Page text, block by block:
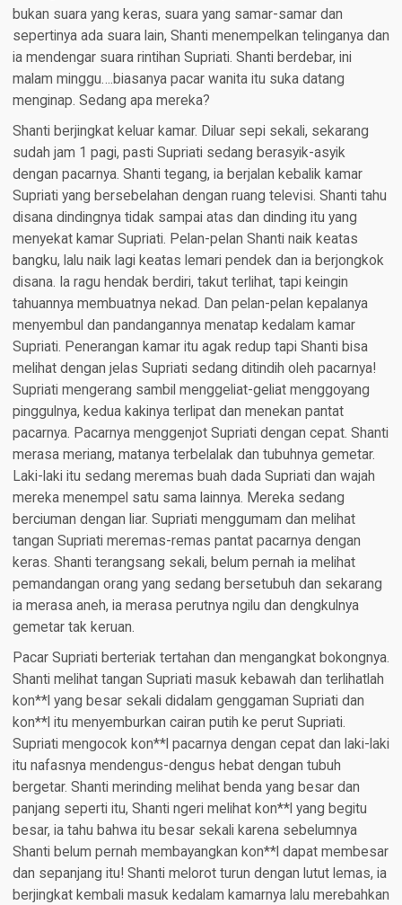
bukan suara yang keras, suara yang samar-samar dan
sepertinya ada suara lain, Shanti menempelkan telinganya dan
ia mendengar suara rintihan Supriati. Shanti berdebar, ini
malam minggu….biasanya pacar wanita itu suka datang
menginap. Sedang apa mereka?
Shanti berjingkat keluar kamar. Diluar sepi sekali, sekarang
sudah jam 1 pagi, pasti Supriati sedang berasyik-asyik
dengan pacarnya. Shanti tegang, ia berjalan kebalik kamar
Supriati yang bersebelahan dengan ruang televisi. Shanti tahu
disana dindingnya tidak sampai atas dan dinding itu yang
menyekat kamar Supriati. Pelan-pelan Shanti naik keatas
bangku, lalu naik lagi keatas lemari pendek dan ia berjongkok
disana. Ia ragu hendak berdiri, takut terlihat, tapi keingin
tahuannya membuatnya nekad. Dan pelan-pelan kepalanya
menyembul dan pandangannya menatap kedalam kamar
Supriati. Penerangan kamar itu agak redup tapi Shanti bisa
melihat dengan jelas Supriati sedang ditindih oleh pacarnya!
Supriati mengerang sambil menggeliat-geliat menggoyang
pinggulnya, kedua kakinya terlipat dan menekan pantat
pacarnya. Pacarnya menggenjot Supriati dengan cepat. Shanti
merasa meriang, matanya terbelalak dan tubuhnya gemetar.
Laki-laki itu sedang meremas buah dada Supriati dan wajah
mereka menempel satu sama lainnya. Mereka sedang
berciuman dengan liar. Supriati menggumam dan melihat
tangan Supriati meremas-remas pantat pacarnya dengan
keras. Shanti terangsang sekali, belum pernah ia melihat
pemandangan orang yang sedang bersetubuh dan sekarang
ia merasa aneh, ia merasa perutnya ngilu dan dengkulnya
gemetar tak keruan.
Pacar Supriati berteriak tertahan dan mengangkat bokongnya.
Shanti melihat tangan Supriati masuk kebawah dan terlihatlah
kon**l yang besar sekali didalam genggaman Supriati dan
kon**l itu menyemburkan cairan putih ke perut Supriati.
Supriati mengocok kon**l pacarnya dengan cepat dan laki-laki
itu nafasnya mendengus-dengus hebat dengan tubuh
bergetar. Shanti merinding melihat benda yang besar dan
panjang seperti itu, Shanti ngeri melihat kon**l yang begitu
besar, ia tahu bahwa itu besar sekali karena sebelumnya
Shanti belum pernah membayangkan kon**l dapat membesar
dan sepanjang itu! Shanti melorot turun dengan lutut lemas, ia
berjingkat kembali masuk kedalam kamarnya lalu merebahkan